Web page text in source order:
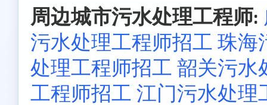
周边城市污水处理工程师:
污水处理工程师招工 珠海
处理工程师招工 韶关污水
工程师招工 江门污水处理